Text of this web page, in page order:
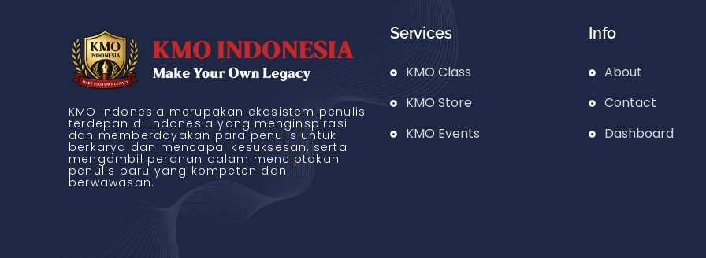
KMO Indonesia merupakan ekosistem penulis
terdepan di Indonesia yang menginspirasi
dan memberdayakan para penulis untuk
berkarya dan mencapai kesuksesan, serta
mengambil peranan dalam menciptakan
penulis baru yang kompeten dan
berwawasan.
Services
KMO Class
KMO Store
KMO Events
Info
About
Contact
Dashboard